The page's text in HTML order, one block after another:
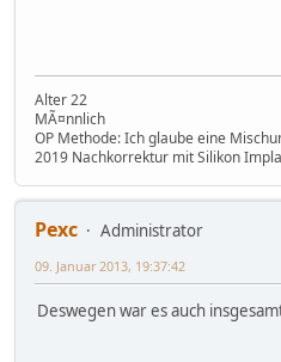
Alter 22
MÃ¤nnlich
OP Methode: Ich glaube eine
2019 Nachkorrektur mit Silikon
Pexc
Administrator
09. Januar 2013, 19:37:42
Deswegen war es auch